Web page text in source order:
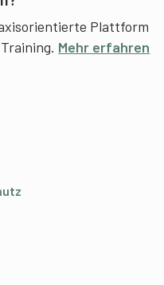
Plattform
Mehr erfahren